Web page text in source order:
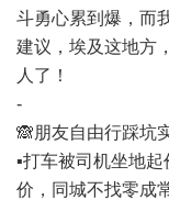
斗勇心累到爆，而
建议，埃及这地方
人了！
-
🙈朋友自由行踩坑
▪️打车被司机坐地
价，同城不找零成